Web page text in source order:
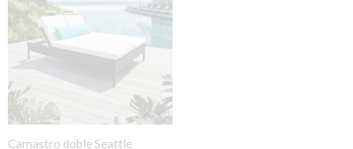
Camastro doble Seattle